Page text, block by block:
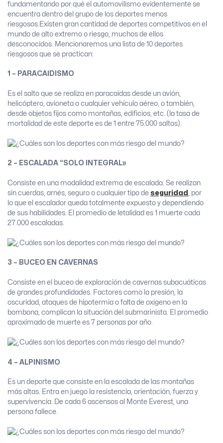
fundamentando por qué el automovilismo evidentemente se
encuentra dentro del grupo de los deportes menos
riesgosos.Existen gran cantidad de deportes competitivos en el
mundo de alto extremo o riesgo, muchos de ellos
desconocidos. Mencionaremos una lista de 10 deportes
riesgosos que se practican:
1 – PARACAIDISMO
Es el salto que se realiza en paracaídas desde un avión,
helicóptero, avioneta o cualquier vehículo aéreo, o también,
desde objetos fijos como montañas, edificios, etc. (la tasa de
mortalidad de este deporte es de 1 entre 75.000 saltos).
2 – ESCALADA “SOLO INTEGRAL»
Consiste en una modalidad extrema de escalada. Se realizan
sin cuerdas, arnés, seguro o cualquier tipo de seguridad
, por
lo que el escalador queda totalmente expuesto y dependiendo
de sus habilidades. El promedio de letalidad es 1 muerte cada
27.000 escaladas.
3 – BUCEO EN CAVERNAS
Consiste en el buceo de exploración de cavernas subacuáticas
de grandes profundidades. Factores como la presión, la
oscuridad, ataques de hipotermia o falta de oxígeno en la
bombona, complican la situación del submarinista. El promedio
aproximado de muerte es 7 personas por año.
4 – ALPINISMO
Es un deporte que consiste en la escalada de las montañas
más altas. Entra en juego la resistencia, orientación, fuerza y
supervivencia. De cada 6 ascensos al Monte Everest, una
persona fallece.